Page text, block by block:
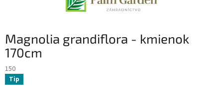
Magnolia grandiflora - kmienok
170cm
150
Tip